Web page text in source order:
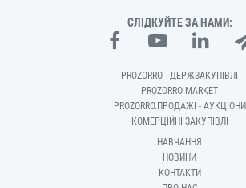
СЛІДКУЙТЕ ЗА НАМИ:
PROZORRO - ДЕРЖЗАКУПІВЛІ
PROZORRO MARKET
PROZORRO.ПРОДАЖІ - АУКЦІОНИ
КОМЕРЦІЙНІ ЗАКУПІВЛІ
НАВЧАННЯ
НОВИНИ
КОНТАКТИ